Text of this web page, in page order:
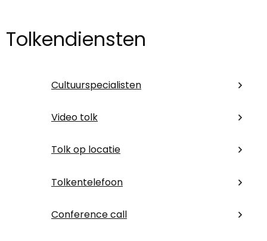
Tolkendiensten
Cultuurspecialisten
Video tolk
Tolk op locatie
Tolkentelefoon
Conference call